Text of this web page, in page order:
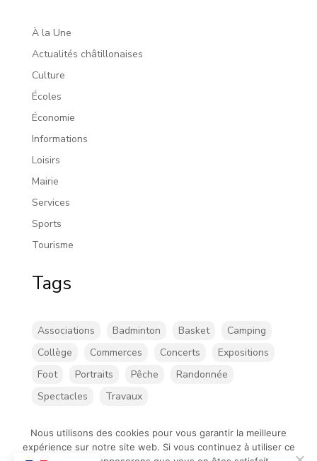
À la Une
Actualités châtillonaises
Culture
Écoles
Économie
Informations
Loisirs
Mairie
Services
Sports
Tourisme
Tags
Associations Badminton Basket
Camping
Collège
Commerces Concerts
Expositions
Foot
Portraits Pêche
Randonnée
Spectacles
Travaux
Nous utilisons des cookies pour vous garantir la meilleure
expérience sur notre site web. Si vous continuez à utiliser ce